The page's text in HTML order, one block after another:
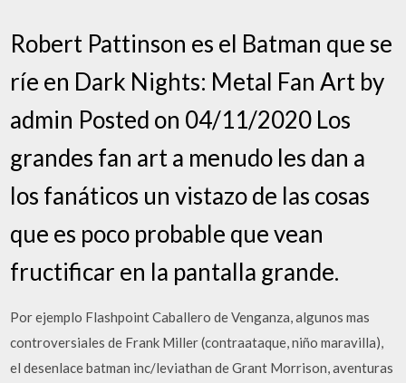
Robert Pattinson es el Batman que se
ríe en Dark Nights: Metal Fan Art by
admin Posted on 04/11/2020 Los
grandes fan art a menudo les dan a
los fanáticos un vistazo de las cosas
que es poco probable que vean
fructificar en la pantalla grande.
Por ejemplo Flashpoint Caballero de Venganza, algunos mas
controversiales de Frank Miller (contraataque, niño maravilla),
el desenlace batman inc/leviathan de Grant Morrison, aventuras